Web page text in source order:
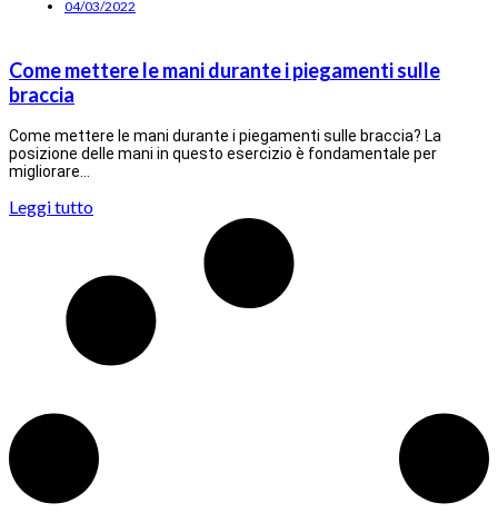
04/03/2022
Come mettere le mani durante i piegamenti sulle
braccia
Come mettere le mani durante i piegamenti sulle braccia? La
posizione delle mani in questo esercizio è fondamentale per
migliorare…
Leggi tutto